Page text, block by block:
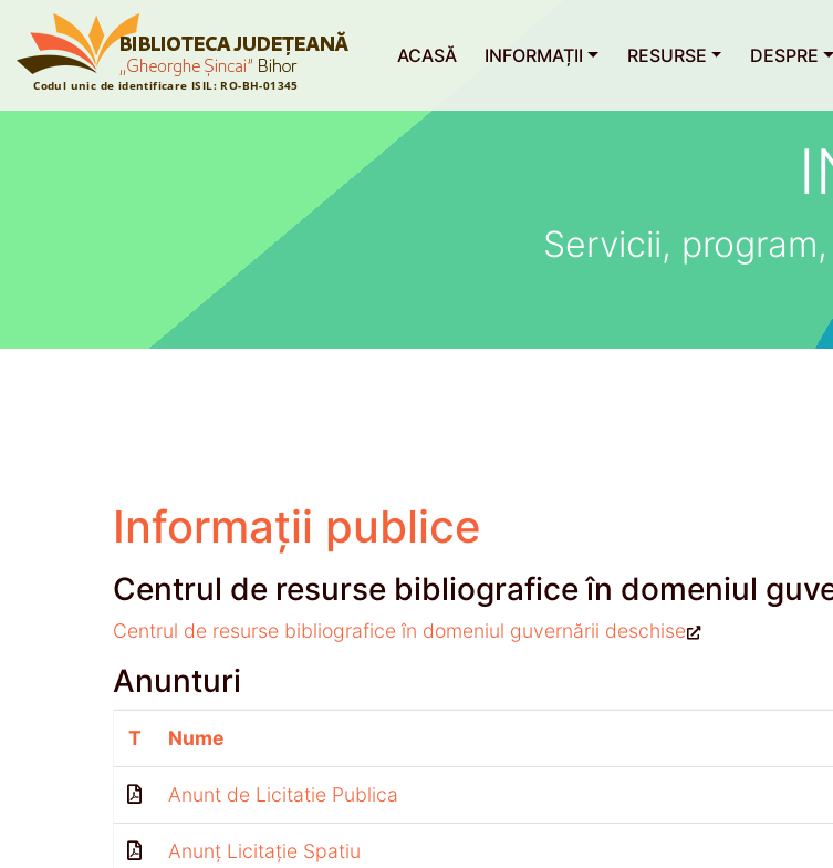
ACASĂ INFORMAȚII RESURSE DESPRE
Servicii,
Informații publice
Centrul de resurse bibliografice în domeniul
Centrul de resurse bibliografice în domeniul guvernării deschise
Anunturi
T Nume
Anunt de Licitatie Publica
Anunț Licitație Spatiu